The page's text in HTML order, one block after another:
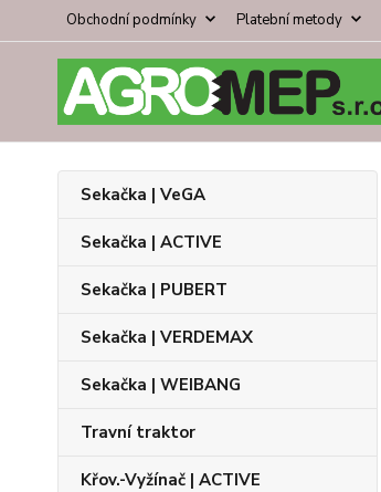
Obchodní podmínky Platební metody
Sekačka | VeGA
Sekačka | ACTIVE
Sekačka | PUBERT
Sekačka | VERDEMAX
Sekačka | WEIBANG
Travní traktor
Křov.-Vyžínač | ACTIVE